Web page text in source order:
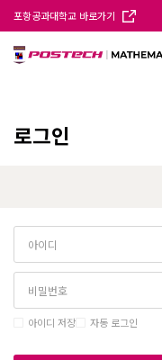
포항공과대학교 바로가기
로그인
아이디 저장 자동 로그인